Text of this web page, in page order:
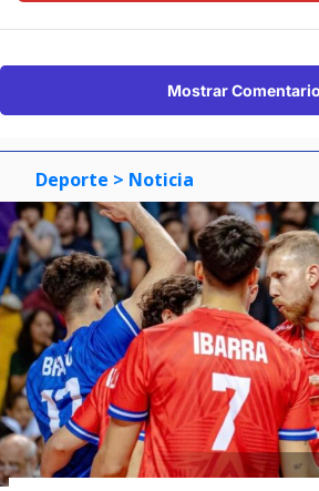
Mostrar
Deporte > Noticia